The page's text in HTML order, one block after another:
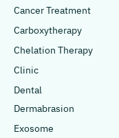
Cancer Treatment
Carboxytherapy
Chelation Therapy
Clinic
Dental
Dermabrasion
Exosome